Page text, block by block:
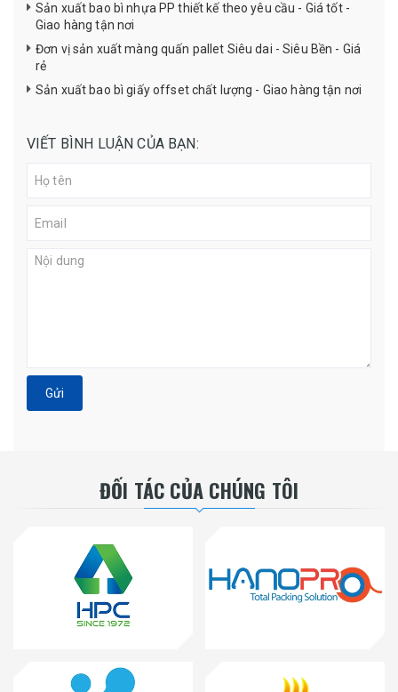
Sản xuất bao bì nhựa PP thiết kế theo yêu cầu - Giá tốt -
Giao hàng tận nơi
Đơn vị sản xuất màng quấn pallet Siêu dai - Siêu Bền - Giá
rẻ
Sản xuất bao bì giấy offset chất lượng - Giao hàng tận nơi
VIẾT BÌNH LUẬN CỦA BẠN:
Gửi
ĐỐI TÁC CỦA CHÚNG TÔI